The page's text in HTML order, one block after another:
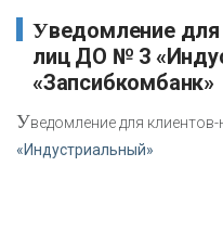
Уведомление для клиентов-юридических
лиц ДО № 3
«Запсибкомбанк»
Уведомление для
«Индустриальный»